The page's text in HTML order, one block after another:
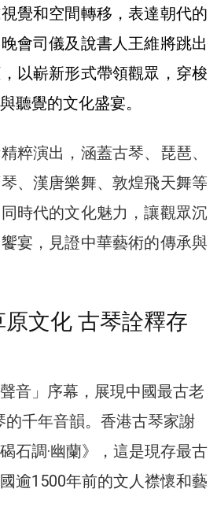
覺和空間轉移，表達朝代的
會司儀及說書人王維將跳出
以嶄新形式帶領觀眾，穿梭
聽覺的文化盛宴。
粹演出，涵蓋古琴、琵琶、
、漢唐樂舞、敦煌飛天舞等
時代的文化魅力，讓觀眾沉
宴，見證中華藝術的傳承與
文化 古琴詮釋存
音」序幕，展現中國最古老
千年音韻。香港古琴家謝
石調·幽蘭》，這是現存最古
逾1500年前的文人襟懷和藝